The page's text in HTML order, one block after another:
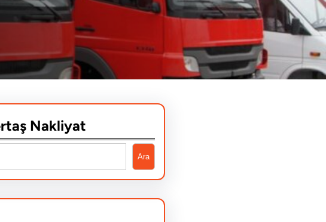
Nakliyat
Ara